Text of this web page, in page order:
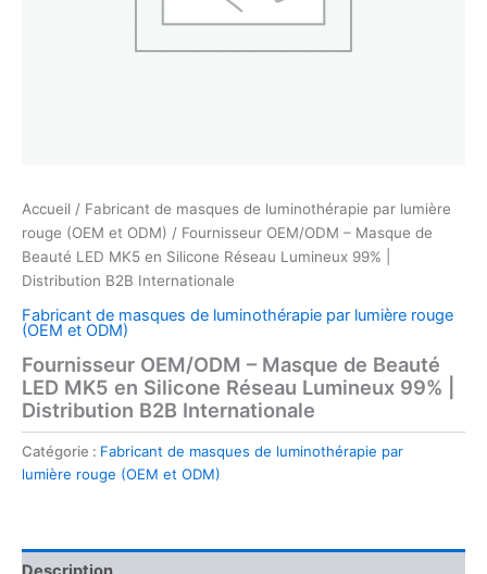
Accueil / Fabricant de masques de luminothérapie par lumière
rouge (OEM et ODM) / Fournisseur OEM/ODM – Masque de
Beauté LED MK5 en Silicone Réseau Lumineux 99% |
Distribution B2B Internationale
Fabricant de masques de luminothérapie par lumière rouge
(OEM et ODM)
Fournisseur OEM/ODM – Masque de Beauté
LED MK5 en Silicone Réseau Lumineux 99% |
Distribution B2B Internationale
Catégorie : Fabricant de masques de luminothérapie par
lumière rouge (OEM et ODM)